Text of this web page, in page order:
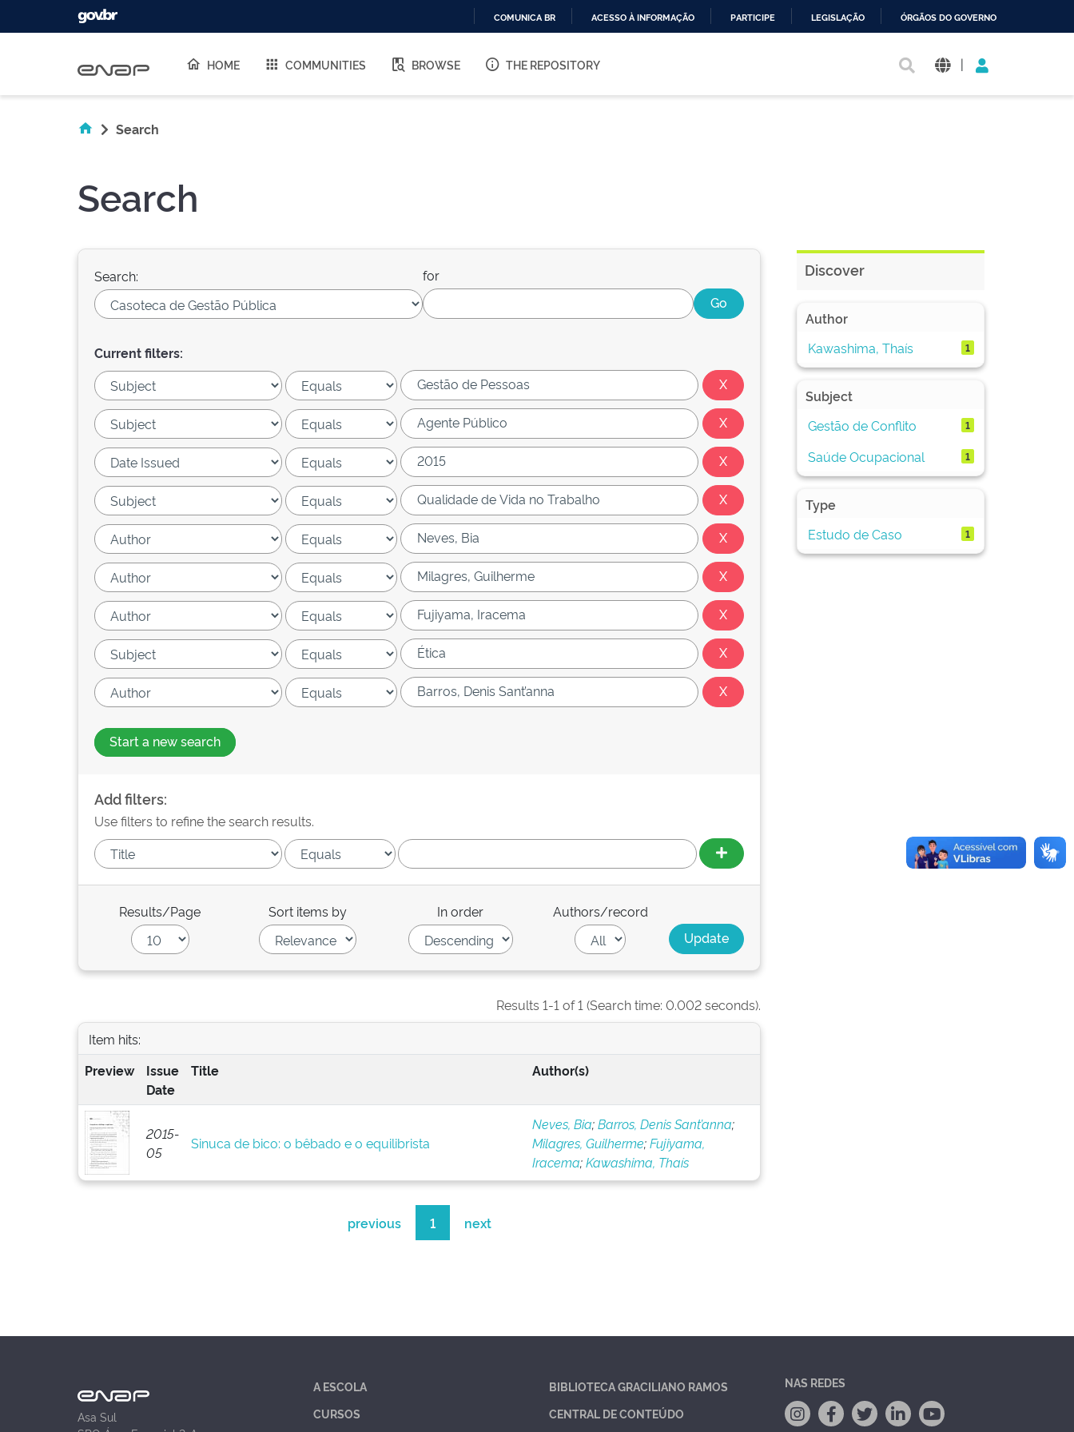
O
COMUNICA BR ACESSO À INFORMAÇÃO PARTICIPE LEGISLAÇÃO ÓRGÃOS DO GOVERNO
HOME COMMUNITIES BROWSE THE REPOSITORY |
Search
Search
Search: for
Current filters:
Start a new search
Add filters:
Use filters to refine the search results.
Results/Page Sort items by In order Authors/record
Results 1-1 of 1 (Search time: 0.002 seconds).
Item hits:
Preview
Issue
Date
Title Author(s)
2015-
05
Sinuca de bico: o bêbado e o equilibrista
Neves, Bia;Barros, Denis Sant’anna;
Milagres, Guilherme;Fujiyama,
Iracema;Kawashima, Thaís
previous 1 next
Discover
Author
Kawashima, Thaís
1
Subject
Gestão de Conflito
1
Saúde Ocupacional 1
Type
Estudo de Caso
1
Asa Sul
A ESCOLA
CURSOS
BIBLIOTECA GRACILIANO RAMOS
CENTRAL DE CONTEÚDO
NAS REDES